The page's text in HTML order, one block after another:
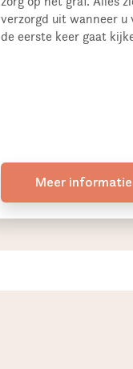
verzorgd uit wanneer u
de eerste keer gaat
Meer informatie